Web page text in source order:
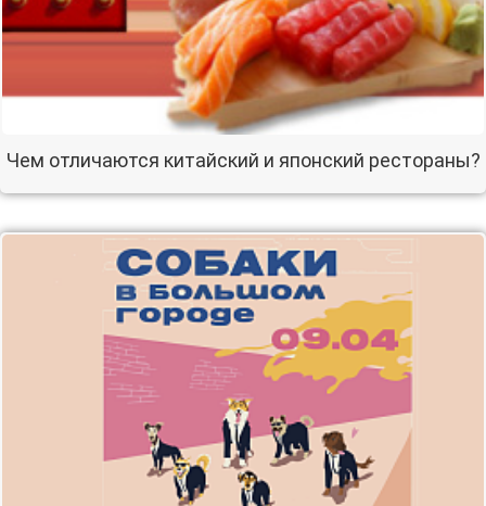
Чем отличаются китайский и японский рестораны?